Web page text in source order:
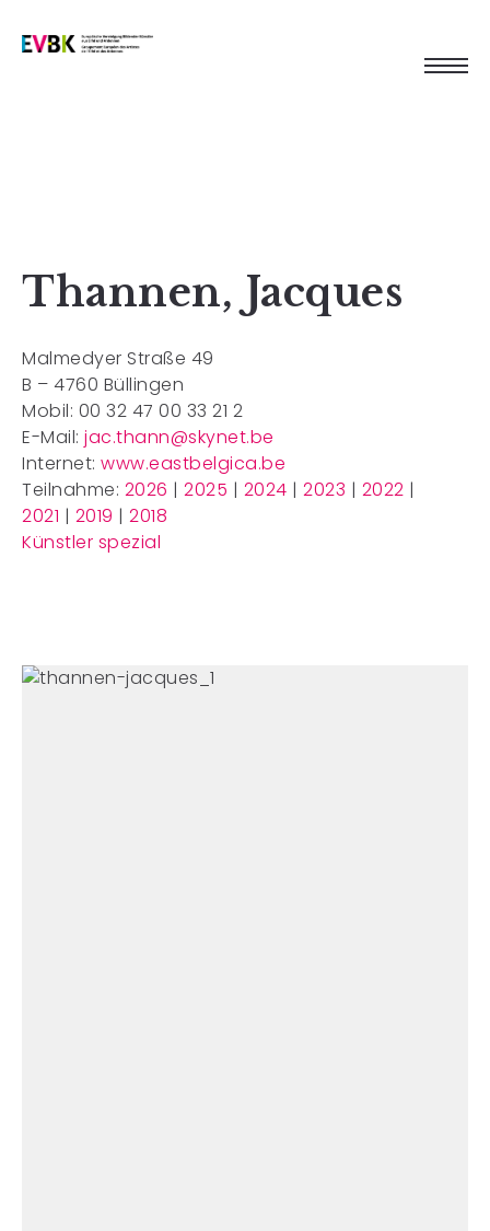
Thannen, Jacques
Malmedyer Straße 49
B – 4760 Büllingen
Mobil: 00 32 47 00 33 21 2
E-Mail: jac.thann@skynet.be
Internet: www.eastbelgica.be
Teilnahme: 2026 | 2025 | 2024 | 2023 | 2022 |
2021 | 2019 | 2018
Künstler spezial